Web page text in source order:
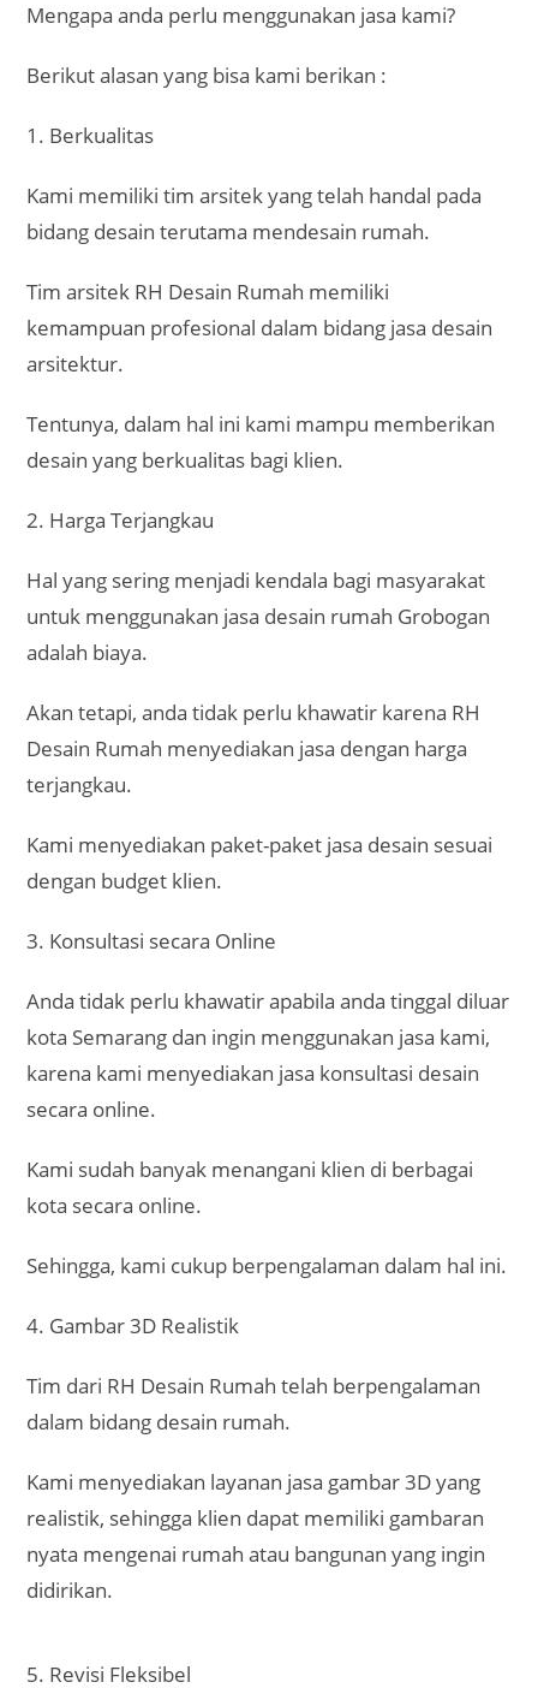
Mengapa anda perlu menggunakan jasa kami?
Berikut alasan yang bisa kami berikan :
1. Berkualitas
Kami memiliki tim arsitek yang telah handal pada
bidang desain terutama mendesain rumah.
Tim arsitek RH Desain Rumah memiliki
kemampuan profesional dalam bidang jasa desain
arsitektur.
Tentunya, dalam hal ini kami mampu memberikan
desain yang berkualitas bagi klien.
2. Harga Terjangkau
Hal yang sering menjadi kendala bagi masyarakat
untuk menggunakan jasa desain rumah Grobogan
adalah biaya.
Akan tetapi, anda tidak perlu khawatir karena RH
Desain Rumah menyediakan jasa dengan harga
terjangkau.
Kami menyediakan paket-paket jasa desain sesuai
dengan budget klien.
3. Konsultasi secara Online
Anda tidak perlu khawatir apabila anda tinggal diluar
kota Semarang dan ingin menggunakan jasa kami,
karena kami menyediakan jasa konsultasi desain
secara online.
Kami sudah banyak menangani klien di berbagai
kota secara online.
Sehingga, kami cukup berpengalaman dalam hal ini.
4. Gambar 3D Realistik
Tim dari RH Desain Rumah telah berpengalaman
dalam bidang desain rumah.
Kami menyediakan layanan jasa gambar 3D yang
realistik, sehingga klien dapat memiliki gambaran
nyata mengenai rumah atau bangunan yang ingin
didirikan.
5. Revisi Fleksibel